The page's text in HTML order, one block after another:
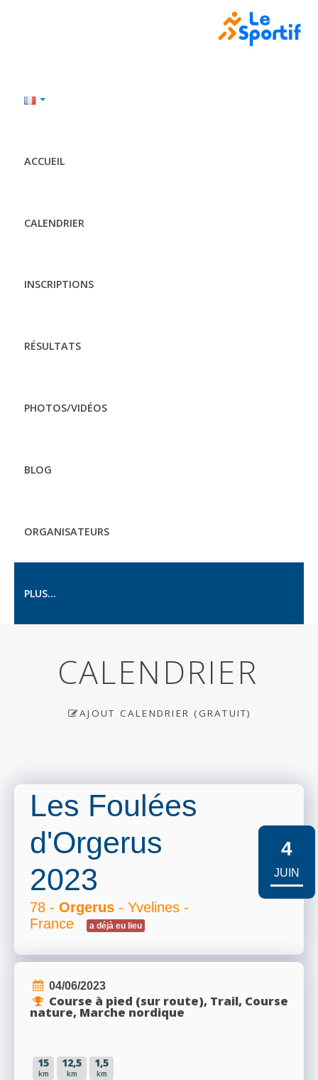
ACCUEIL
CALENDRIER
INSCRIPTIONS
RÉSULTATS
PHOTOS/VIDÉOS
BLOG
ORGANISATEURS
PLUS...
CALENDRIER
AJOUT CALENDRIER (GRATUIT)
Les Foulées
d'Orgerus
2023
78 - Orgerus - Yvelines -
France
a déjà eu lieu
4
JUIN
04/06/2023
Course à pied (sur route), Trail, Course
nature, Marche nordique
15
km
12,5
km
1,5
km